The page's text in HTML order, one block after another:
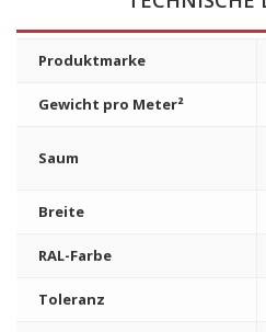
Produktmarke
Gewicht pro Meter²
Saum
Breite
RAL-Farbe
Toleranz